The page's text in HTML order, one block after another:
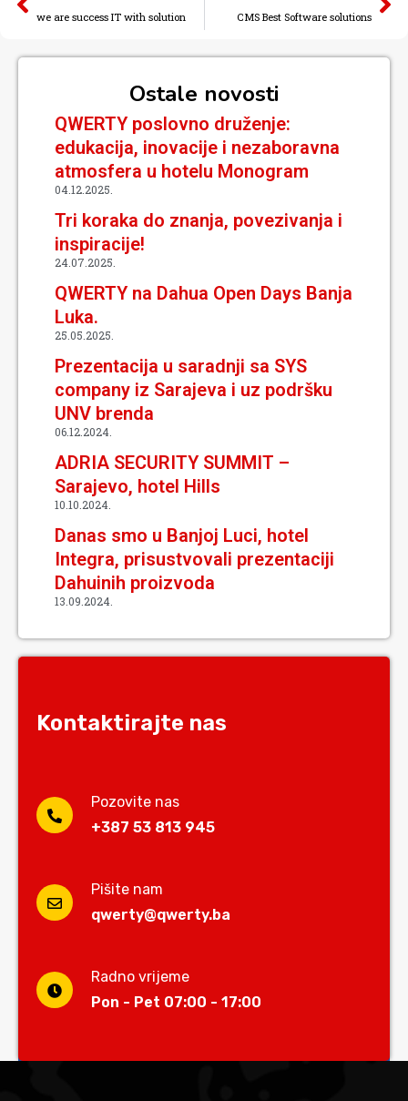
we are success IT with solution CMS Best Software solutions
Ostale novosti
QWERTY poslovno druženje:
edukacija, inovacije i nezaboravna
atmosfera u hotelu Monogram
04.12.2025.
Tri koraka do znanja, povezivanja i
inspiracije!
24.07.2025.
QWERTY na Dahua Open Days Banja
Luka.
25.05.2025.
Prezentacija u saradnji sa SYS
company iz Sarajeva i uz podršku
UNV brenda
06.12.2024.
ADRIA SECURITY SUMMIT –
Sarajevo, hotel Hills
10.10.2024.
Danas smo u Banjoj Luci, hotel
Integra, prisustvovali prezentaciji
Dahuinih proizvoda
13.09.2024.
Kontaktirajte nas
Pozovite nas
+387 53 813 945
Pišite nam
qwerty@qwerty.ba
Radno vrijeme
Pon - Pet 07:00 - 17:00